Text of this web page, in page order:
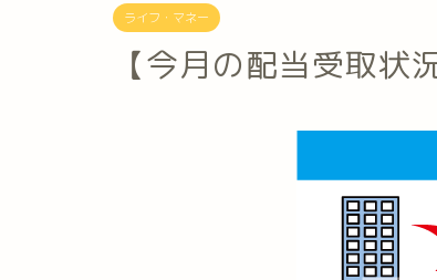
ライフ・マネー
【今月の配当受取